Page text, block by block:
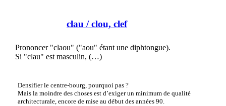
clau / clou, clef
Prononcer "claou" ("aou" étant une diphtongue).
Si "clau" est masculin, (…)
Densifier le centre-bourg, pourquoi pas ?
Mais la moindre des choses est d’exiger un minimum de qualité
architecturale, encore de mise au début des années 90.